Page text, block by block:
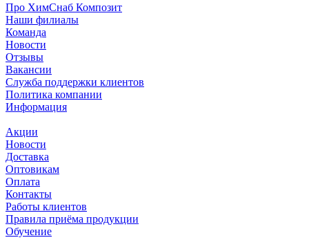
Про ХимСнаб Композит
Наши филиалы
Команда
Новости
Отзывы
Вакансии
Служба поддержки клиентов
Политика компании
Информация
Акции
Новости
Доставка
Оптовикам
Оплата
Контакты
Работы клиентов
Правила приёма продукции
Обучение